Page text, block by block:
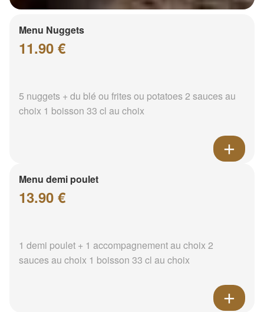
Menu Nuggets
11.90 €
5 nuggets + du blé ou frites ou potatoes 2 sauces au
choix 1 boisson 33 cl au choix
Menu demi poulet
13.90 €
1 demi poulet + 1 accompagnement au choix 2
sauces au choix 1 boisson 33 cl au choix